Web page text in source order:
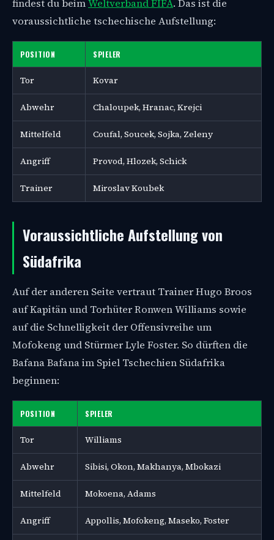
findest du beimWeltverband FIFA. Das ist die
voraussichtliche tschechische Aufstellung:
POSITION SPIELER
Tor Kovar
Abwehr Chaloupek, Hranac, Krejci
Mittelfeld Coufal, Soucek, Sojka, Zeleny
Angriff Provod, Hlozek, Schick
Trainer Miroslav Koubek
Voraussichtliche Aufstellung von
Südafrika
Auf der anderen Seite vertraut Trainer Hugo Broos
auf Kapitän und Torhüter Ronwen Williams sowie
auf die Schnelligkeit der Offensivreihe um
Mofokeng und Stürmer Lyle Foster. So dürften die
Bafana Bafana im Spiel Tschechien Südafrika
beginnen:
POSITION SPIELER
Tor Williams
Abwehr Sibisi, Okon, Makhanya, Mbokazi
Mittelfeld Mokoena, Adams
Angriff Appollis, Mofokeng, Maseko, Foster